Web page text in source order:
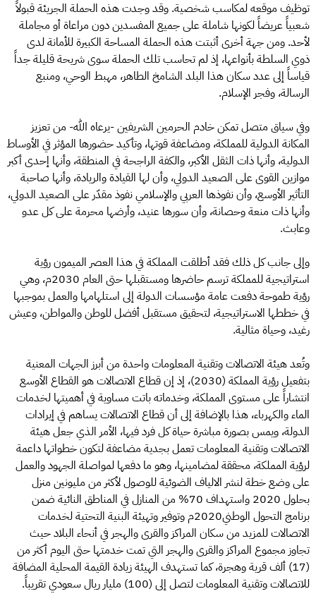
توظيف موقعه لمكاسب شخصية. وقد وجدت هذه الحملة الجريئة قبولاً
شعبياً عريضاً لكونها شاملة على جميع المفسدين دون مراعاة أو مجاملة
لأحد. ومن جهة أخرى أثبتت هذه الحملة المساحة الكبيرة للأمانة لدى
ذوي السلطة بأنواعها، إذ لم تحاسب تلك الحملة سوى شريحة قليلة جداً
قياساً إلى عدد سكان هذا البلد الشامخ الطاهر، مهبط الوحي، ومنبع
الرسالة، وفجر الإسلام.
وفي سياق متصل تمكن خادم الحرمين الشريفين -يرعاه الله- من تعزيز
المكانة الدولية للمملكة، ومضاعفة قوتها، وتأكيد حضورها المؤثر في الأوساط
الدولية، وأنها ذات الثقل الأكبر، والكفة الراجحة في المنطقة، وأنها إحدى أكبر
موازين القوى على الصعيد الدولي، وأن لها القيادة والريادة، وأنها صاحبة
التأثير الأوسع، وأن نفوذها العربي والإسلامي نفوذ مقدّر على الصعيد الدولي،
وأنها ذات منعة وحصانة، وأن سورها عنيد، وأرضها محرمة على كل عدو
وعابث.
وإلى جانب كل ذلك فقد أطلقت المملكة في هذا العصر الميمون رؤية
استراتيجية للمملكة ترسم حاضرها ومستقبلها حتى العام 2030م، وهي
رؤية طموحة دفعت عامة مؤسسات الدولة إلى استلهامها والعمل بموجبها
في خططها الاستراتيجية، لتحقيق مستقبل أفضل للوطن والمواطن، وعيش
رغيد، وحياة مثالية.
وتُعد هيئة الاتصالات وتقنية المعلومات واحدة من أبرز الجهات المعنية
بتفعيل رؤية المملكة (2030)، إذ إن قطاع الاتصالات هو القطاع الأوسع
انتشاراً على مستوى المملكة، وخدماته باتت مساوية في أهميتها لخدمات
الماء والكهرباء، هذا بالإضافة إلى أن قطاع الاتصالات يساهم في إيرادات
الدولة، ويمس بصورة مباشرة حياة كل فرد فيها، الأمر الذي جعل هيئة
الاتصالات وتقنية المعلومات تعمل بجدية مضاعفة لتكون خطواتها داعمة
لرؤية المملكة، محققة لمضامينها، وهو ما دفعها لمواصلة الجهود والعمل
على وضع خطة لنشر الالياف الضوئية للوصول لأكثر من مليونين منزل
بحلول 2020 واستهداف 70% من المنازل في المناطق النائية ضمن
برنامج التحول الوطني2020م وتوفير وتهيئة البنية التحتية لخدمات
الاتصالات للمزيد من سكان المراكز والقرى والهجر في أنحاء البلاد حيث
تجاوز مجموع المراكز والقرى والهجر التي تمت خدمتها حتى اليوم أكثر من
(17) ألف قرية وهجرة، كما تستهدف الهيئة زيادة القيمة المحلية المضافة
للاتصالات وتقنية المعلومات لتصل إلى (100) مليار ريال سعودي تقريباً.